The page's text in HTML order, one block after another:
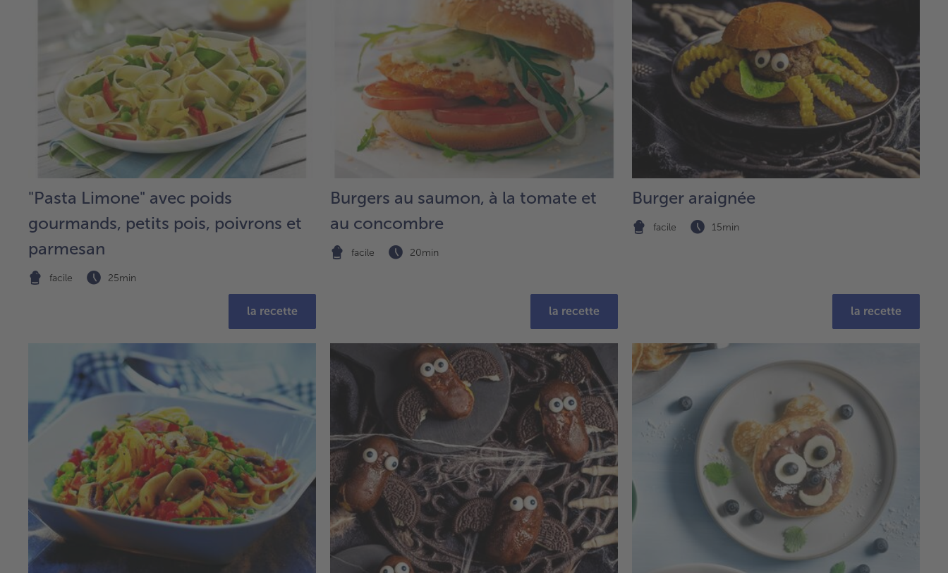
liste.
"Pasta Limone" avec poids
gourmands, petits pois, poivrons et
parmesan
facile 25min
la recette
Burgers au saumon, à la tomate et
au concombre
facile 20min
la recette
Burger araignée
facile 15min
la recette